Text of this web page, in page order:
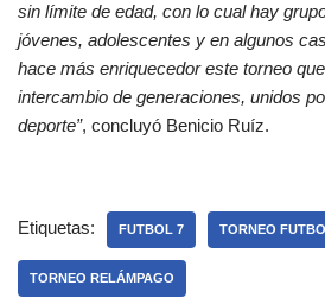
sin límite de edad, con lo cual hay
jóvenes, adolescentes y en algunos
hace más enriquecedor este torneo
intercambio de generaciones, unidos
deporte”, concluyó Benicio Ruíz.
Etiquetas: FUTBOL 7 TORNEO
TORNEO RELÁMPAGO